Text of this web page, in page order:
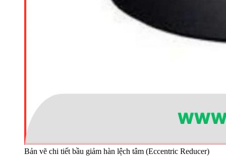
Bản vẽ chi tiết bầu giảm hàn lệch tâm (Eccentric Reducer)